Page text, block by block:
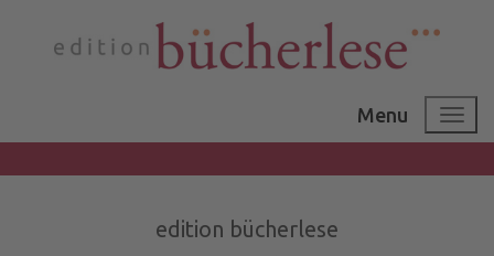
Menu
edition bücherlese